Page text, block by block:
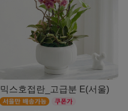
믹스호접란_고급분 E(서울)